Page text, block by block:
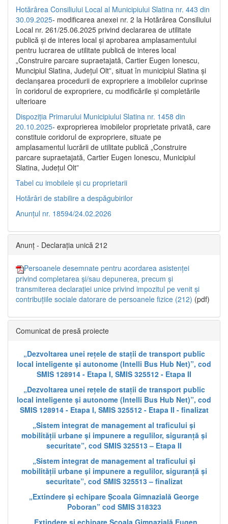
Hotărârea Consiliului Local al Municipiului Slatina nr. 443 din
30.09.2025- modificarea anexei nr. 2 la Hotărârea Consiliului
Local nr. 261/25.06.2025 privind declararea de utilitate
publică şi de interes local şi aprobarea amplasamentului
pentru lucrarea de utilitate publică de interes local
„Construire parcare supraetajată, Cartier Eugen Ionescu,
Muncipiul Slatina, Judeţul Olt”, situat în municipiul Slatina şi
declanşarea procedurii de expropriere a imobilelor cuprinse
în coridorul de expropriere, cu modificările şi completările
ulterioare
Dispoziția Primarului Municipiului Slatina nr. 1458 din
20.10.2025- exproprierea imobilelor proprietate privată, care
constituie coridorul de expropriere, situate pe
amplasamentul lucrării de utilitate publică „Construire
parcare supraetajată, Cartier Eugen Ionescu, Municipiul
Slatina, Județul Olt”
Tabel cu imobilele și cu proprietarii
Hotărâri de stabilire a despăgubirilor
Anunțul nr. 18594/24.02.2026
Anunț - Declarația unică 212
Persoanele desemnate pentru acordarea asistenței
privind completarea și/sau depunerea, precum și
transmiterea declarației unice privind impozitul pe venit și
contribuțiile sociale datorare de persoanele fizice (212) (pdf)
Comunicat de presă proiecte
„Dezvoltarea unei rețele de stații de transport public
local inteligente și autonome (Intelli Bus Hub Net)”, cod
SMIS 128914 - Etapa I, SMIS 325512 - Etapa II
„Dezvoltarea unei rețele de stații de transport public
local inteligente și autonome (Intelli Bus Hub Net)”, cod
SMIS 128914 - Etapa I, SMIS 325512 - Etapa II - finalizat
„Sistem integrat de management al traficului și
mobilității urbane și impunere a regulilor, siguranță și
securitate”, cod SMIS 325513 – Etapa II
„Sistem integrat de management al traficului și
mobilității urbane și impunere a regulilor, siguranță și
securitate”, cod SMIS 325513 – finalizat
„Extindere și echipare Școala Gimnazială George
Poboran” cod SMIS 318323
„Extindere și echipare Școala Gimnazială Eugen